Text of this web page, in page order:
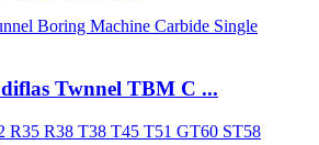
Twnnel TBM C ...